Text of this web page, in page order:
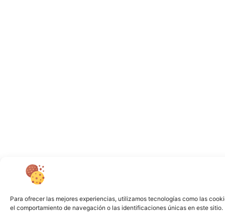
Para ofrecer las mejores experiencias, utilizamos tecnologías como las
el comportamiento de navegación o las identificaciones únicas en este